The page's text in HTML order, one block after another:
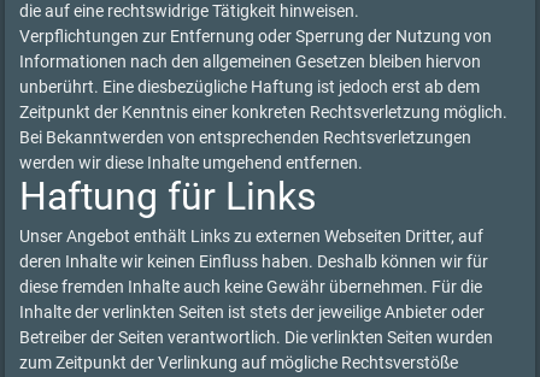
die auf eine rechtswidrige Tätigkeit hinweisen.
Verpflichtungen zur Entfernung oder Sperrung der Nutzung von
Informationen nach den allgemeinen Gesetzen bleiben hiervon
unberührt. Eine diesbezügliche Haftung ist jedoch erst ab dem
Zeitpunkt der Kenntnis einer konkreten Rechtsverletzung möglich.
Bei Bekanntwerden von entsprechenden Rechtsverletzungen
werden wir diese Inhalte umgehend entfernen.
Haftung für Links
Unser Angebot enthält Links zu externen Webseiten Dritter, auf
deren Inhalte wir keinen Einfluss haben. Deshalb können wir für
diese fremden Inhalte auch keine Gewähr übernehmen. Für die
Inhalte der verlinkten Seiten ist stets der jeweilige Anbieter oder
Betreiber der Seiten verantwortlich. Die verlinkten Seiten wurden
zum Zeitpunkt der Verlinkung auf mögliche Rechtsverstöße